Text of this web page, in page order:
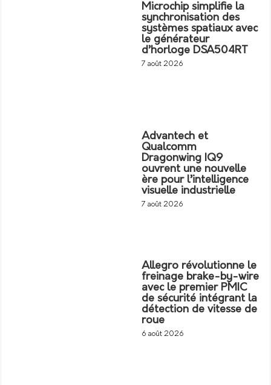
Microchip simplifie la
synchronisation des
systèmes spatiaux avec
le générateur
d’horloge DSA504RT
7 août 2026
Advantech et
Qualcomm
Dragonwing IQ9
ouvrent une nouvelle
ère pour l’intelligence
visuelle industrielle
7 août 2026
Allegro révolutionne le
freinage brake-by-wire
avec le premier PMIC
de sécurité intégrant la
détection de vitesse de
roue
6 août 2026